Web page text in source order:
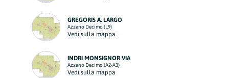
GREGORIS A. LARGO
Azzano Decimo (L9)
Vedi sulla mappa
INDRI MONSIGNOR VIA
Azzano Decimo (A2-A3)
Vedi sulla mappa